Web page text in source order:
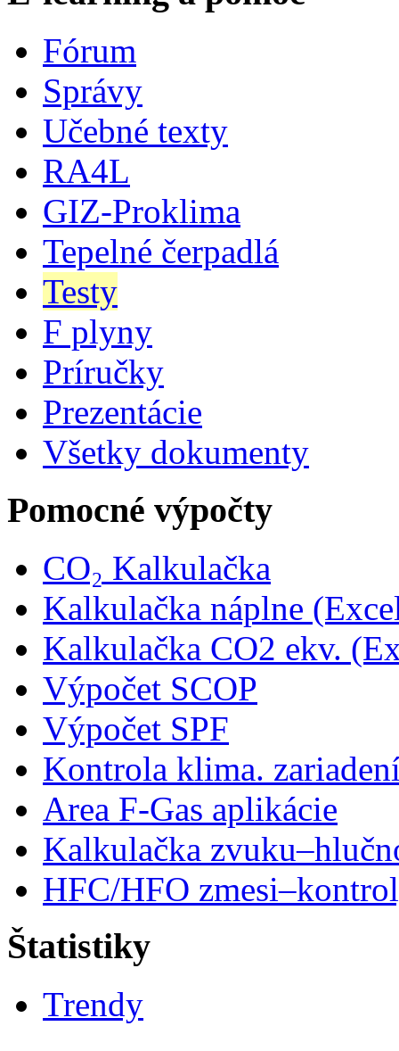
Fórum
Správy
Učebné texty
RA4L
GIZ-Proklima
Tepelné čerpadlá
Testy
F plyny
Príručky
Prezentácie
Všetky dokumenty
Pomocné výpočty
CO₂ Kalkulačka
Kalkulačka náplne
Kalkulačka CO2 ekv.
Výpočet SCOP
Výpočet SPF
Kontrola klima.
Area F-Gas aplikácie
Kalkulačka
HFC/HFO
Štatistiky
Trendy